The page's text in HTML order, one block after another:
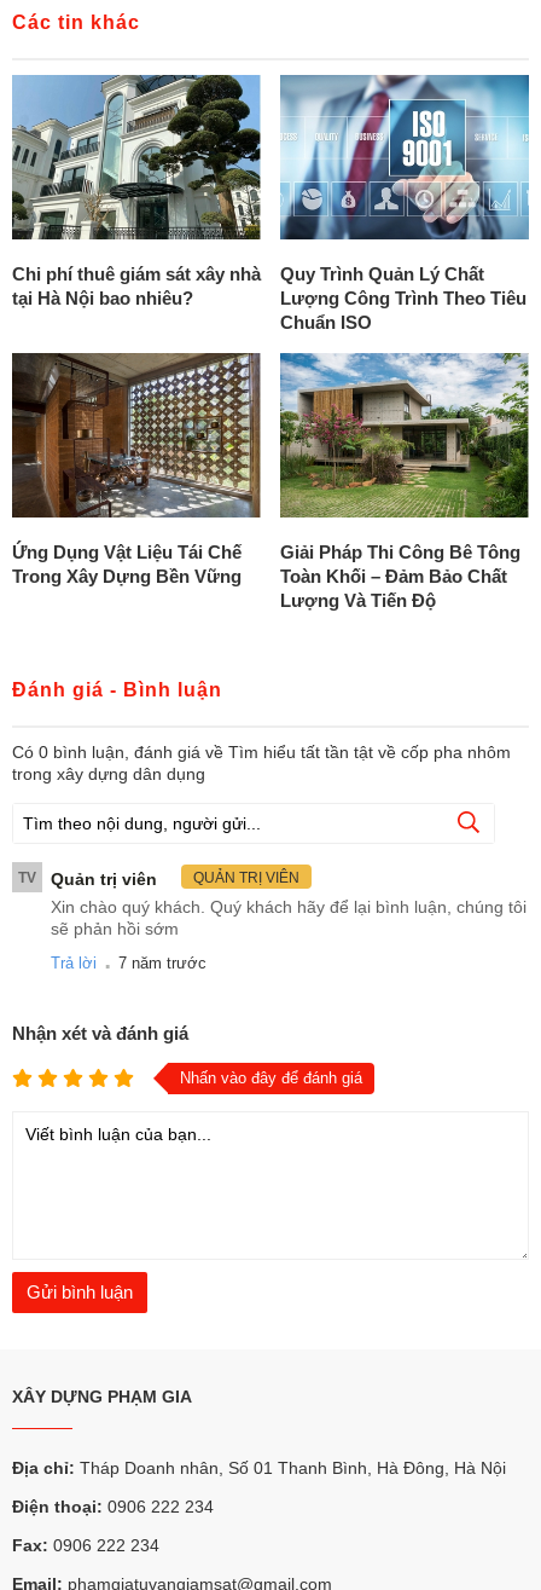
Các tin khác
Chi phí thuê giám sát xây nhà
tại Hà Nội bao nhiêu?
Quy Trình Quản Lý Chất
Lượng Công Trình Theo Tiêu
Chuẩn ISO
Ứng Dụng Vật Liệu Tái Chế
Trong Xây Dựng Bền Vững
Giải Pháp Thi Công Bê Tông
Toàn Khối – Đảm Bảo Chất
Lượng Và Tiến Độ
Đánh giá - Bình luận
Có 0 bình luận, đánh giá về Tìm hiểu tất tần tật về cốp pha nhôm
trong xây dựng dân dụng
TV Quản trị viên QUẢN TRỊ VIÊN
Xin chào quý khách. Quý khách hãy để lại bình luận, chúng tôi
sẽ phản hồi sớm
Trả lời . 7 năm trước
Nhận xét và đánh giá
Nhấn vào đây để đánh giá
XÂY DỰNG PHẠM GIA
Địa chỉ: Tháp Doanh nhân, Số 01 Thanh Bình, Hà Đông, Hà Nội
Điện thoại: 0906 222 234
Fax: 0906 222 234
Email: phamgiatuvangiamsat@gmail.com